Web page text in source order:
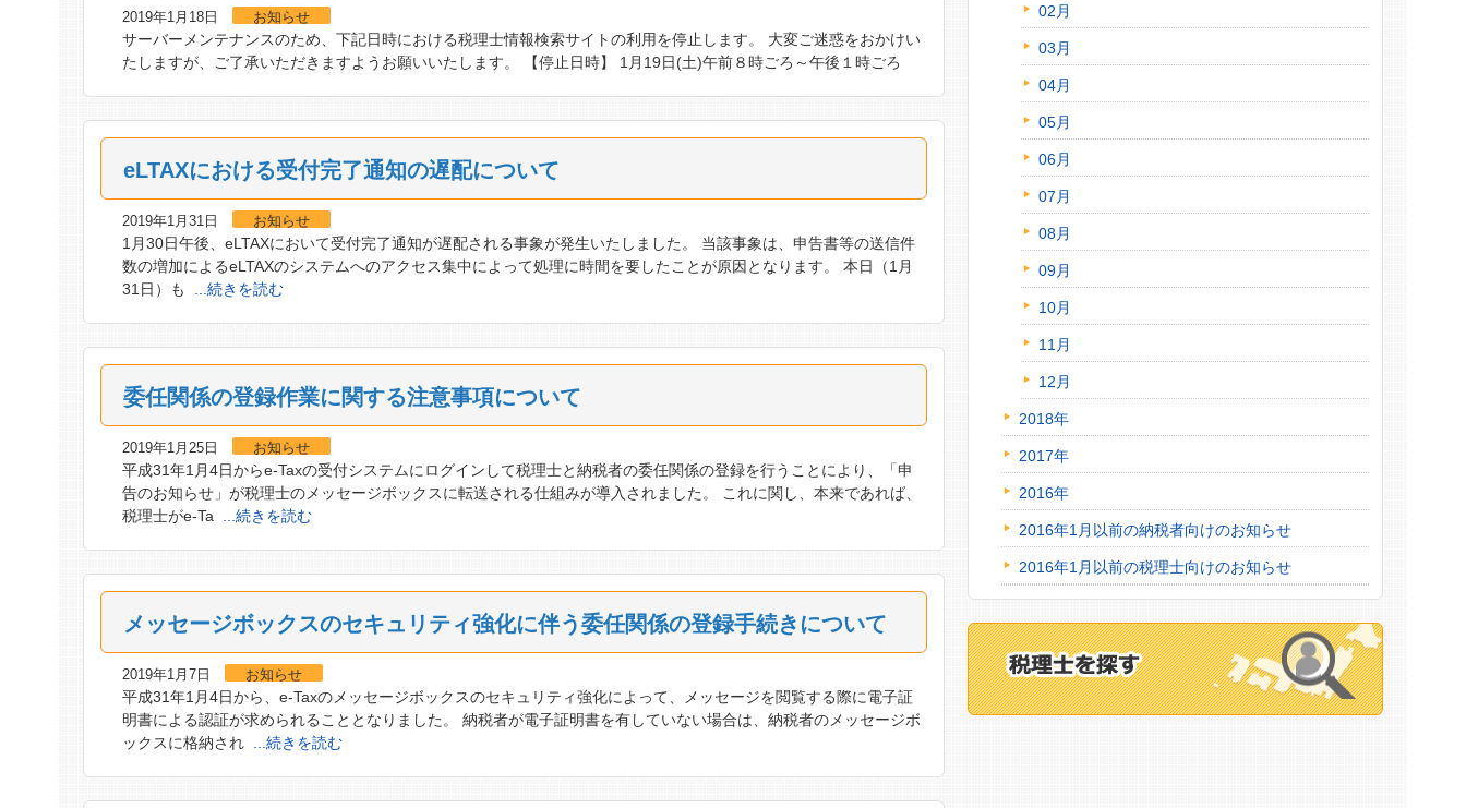
2019年1月18日 お知らせ
サーバーメンテナンスのため、下記日時における税理士情報検索サイトの利用を停止します。 大変ご迷惑をおかけい
たしますが、ご了承いただきますようお願いいたします。 【停止日時】 1月19日(土)午前８時ごろ～午後１時ごろ
eLTAXにおける受付完了通知の遅配について
2019年1月31日 お知らせ
1月30日午後、eLTAXにおいて受付完了通知が遅配される事象が発生いたしました。 当該事象は、申告書等の送信件
数の増加によるeLTAXのシステムへのアクセス集中によって処理に時間を要したことが原因となります。 本日（1月
31日）も
...続きを読む
委任関係の登録作業に関する注意事項について
2019年1月25日 お知らせ
平成31年1月4日からe-Taxの受付システムにログインして税理士と納税者の委任関係の登録を行うことにより、「申
告のお知らせ」が税理士のメッセージボックスに転送される仕組みが導入されました。 これに関し、本来であれば、
税理士がe-Ta
...続きを読む
メッセージボックスのセキュリティ強化に伴う委任関係の登録手続きについて
2019年1月7日 お知らせ
平成31年1月4日から、e-Taxのメッセージボックスのセキュリティ強化によって、メッセージを閲覧する際に電子証
明書による認証が求められることとなりました。 納税者が電子証明書を有していない場合は、納税者のメッセージボ
ックスに格納され
...続きを読む
02月
03月
04月
05月
06月
07月
08月
09月
10月
11月
12月
2018年
2017年
2016年
2016年1月以前の納税者向けのお知らせ
2016年1月以前の税理士向けのお知らせ